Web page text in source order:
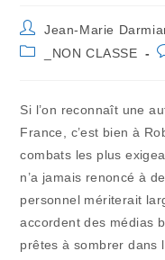
Auteur/autrice
de
la
Jean-Marie
Post
_NON CLASSE
Si l’on reconnaît une
France, c’est bien à
combats les plus
n’a jamais renoncé à
personnel mériterait
accordent des médias
prêtes à sombrer dans